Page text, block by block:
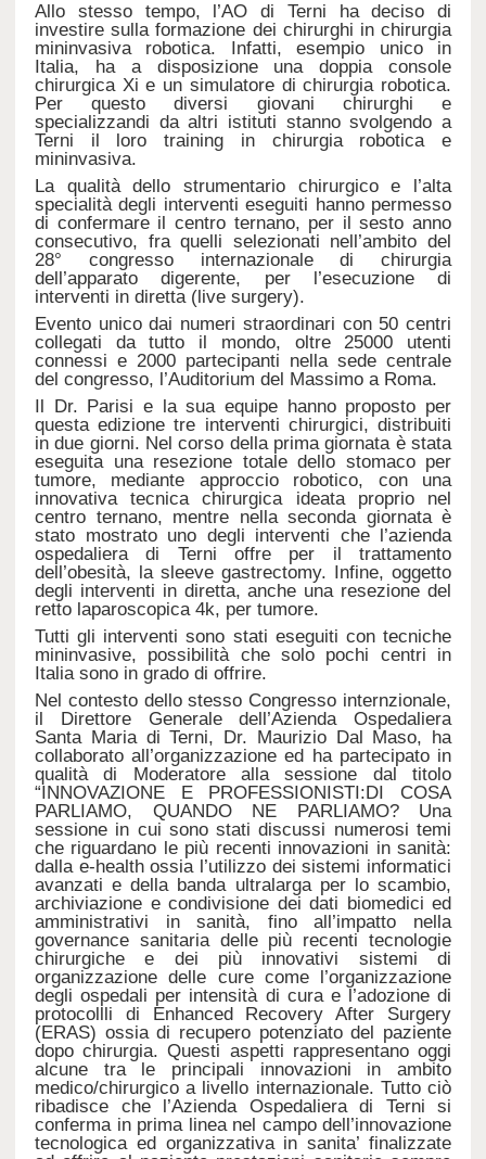
Allo stesso tempo, l’AO di Terni ha deciso di
investire sulla formazione dei chirurghi in chirurgia
mininvasiva robotica. Infatti, esempio unico in
Italia, ha a disposizione una doppia console
chirurgica Xi e un simulatore di chirurgia robotica.
Per questo diversi giovani chirurghi e
specializzandi da altri istituti stanno svolgendo a
Terni il loro training in chirurgia robotica e
mininvasiva.
La qualità dello strumentario chirurgico e l’alta
specialità degli interventi eseguiti hanno permesso
di confermare il centro ternano, per il sesto anno
consecutivo, fra quelli selezionati nell’ambito del
28° congresso internazionale di chirurgia
dell’apparato digerente, per l’esecuzione di
interventi in diretta (live surgery).
Evento unico dai numeri straordinari con 50 centri
collegati da tutto il mondo, oltre 25000 utenti
connessi e 2000 partecipanti nella sede centrale
del congresso, l’Auditorium del Massimo a Roma.
Il Dr. Parisi e la sua equipe hanno proposto per
questa edizione tre interventi chirurgici, distribuiti
in due giorni. Nel corso della prima giornata è stata
eseguita una resezione totale dello stomaco per
tumore, mediante approccio robotico, con una
innovativa tecnica chirurgica ideata proprio nel
centro ternano, mentre nella seconda giornata è
stato mostrato uno degli interventi che l’azienda
ospedaliera di Terni offre per il trattamento
dell’obesità, la sleeve gastrectomy. Infine, oggetto
degli interventi in diretta, anche una resezione del
retto laparoscopica 4k, per tumore.
Tutti gli interventi sono stati eseguiti con tecniche
mininvasive, possibilità che solo pochi centri in
Italia sono in grado di offrire.
Nel contesto dello stesso Congresso internzionale,
il Direttore Generale dell’Azienda Ospedaliera
Santa Maria di Terni, Dr. Maurizio Dal Maso, ha
collaborato all’organizzazione ed ha partecipato in
qualità di Moderatore alla sessione dal titolo
“INNOVAZIONE E PROFESSIONISTI:DI COSA
PARLIAMO, QUANDO NE PARLIAMO? Una
sessione in cui sono stati discussi numerosi temi
che riguardano le più recenti innovazioni in sanità:
dalla e-health ossia l’utilizzo dei sistemi informatici
avanzati e della banda ultralarga per lo scambio,
archiviazione e condivisione dei dati biomedici ed
amministrativi in sanità, fino all’impatto nella
governance sanitaria delle più recenti tecnologie
chirurgiche e dei più innovativi sistemi di
organizzazione delle cure come l’organizzazione
degli ospedali per intensità di cura e l’adozione di
protocollli di Enhanced Recovery After Surgery
(ERAS) ossia di recupero potenziato del paziente
dopo chirurgia. Questi aspetti rappresentano oggi
alcune tra le principali innovazioni in ambito
medico/chirurgico a livello internazionale. Tutto ciò
ribadisce che l’Azienda Ospedaliera di Terni si
conferma in prima linea nel campo dell’innovazione
tecnologica ed organizzativa in sanita’ finalizzate